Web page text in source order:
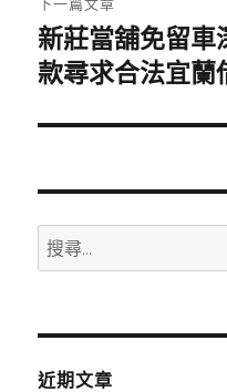
下
一
文
新莊當舖免留車
款尋求合法宜蘭
搜
尋
鍵
近期文章